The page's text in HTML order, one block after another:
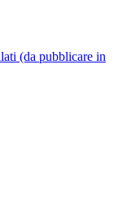
(da pubblicare in